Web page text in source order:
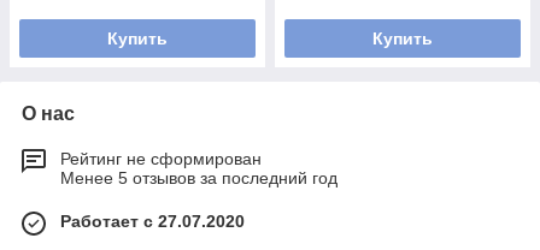
Купить Купить
О нас
Рейтинг не сформирован
Менее 5 отзывов за последний год
Работает с 27.07.2020